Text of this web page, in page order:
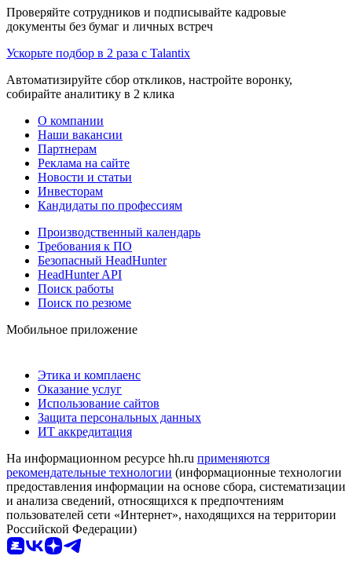
Проверяйте сотрудников и подписывайте кадровые
документы без бумаг и личных встреч
Ускорьте подбор в 2 раза с Talantix
Автоматизируйте сбор откликов, настройте воронку,
собирайте аналитику в 2 клика
О компании
Наши вакансии
Партнерам
Реклама на сайте
Новости и статьи
Инвесторам
Кандидаты по профессиям
Производственный календарь
Требования к ПО
Безопасный HeadHunter
HeadHunter API
Поиск работы
Поиск по резюме
Мобильное приложение
Этика и комплаенс
Оказание услуг
Использование сайтов
Защита персональных данных
ИТ аккредитация
На информационном ресурсе hh.ru применяются
рекомендательные технологии (информационные технологии
предоставления информации на основе сбора, систематизации
и анализа сведений, относящихся к предпочтениям
пользователей сети «Интернет», находящихся на территории
Российской Федерации)